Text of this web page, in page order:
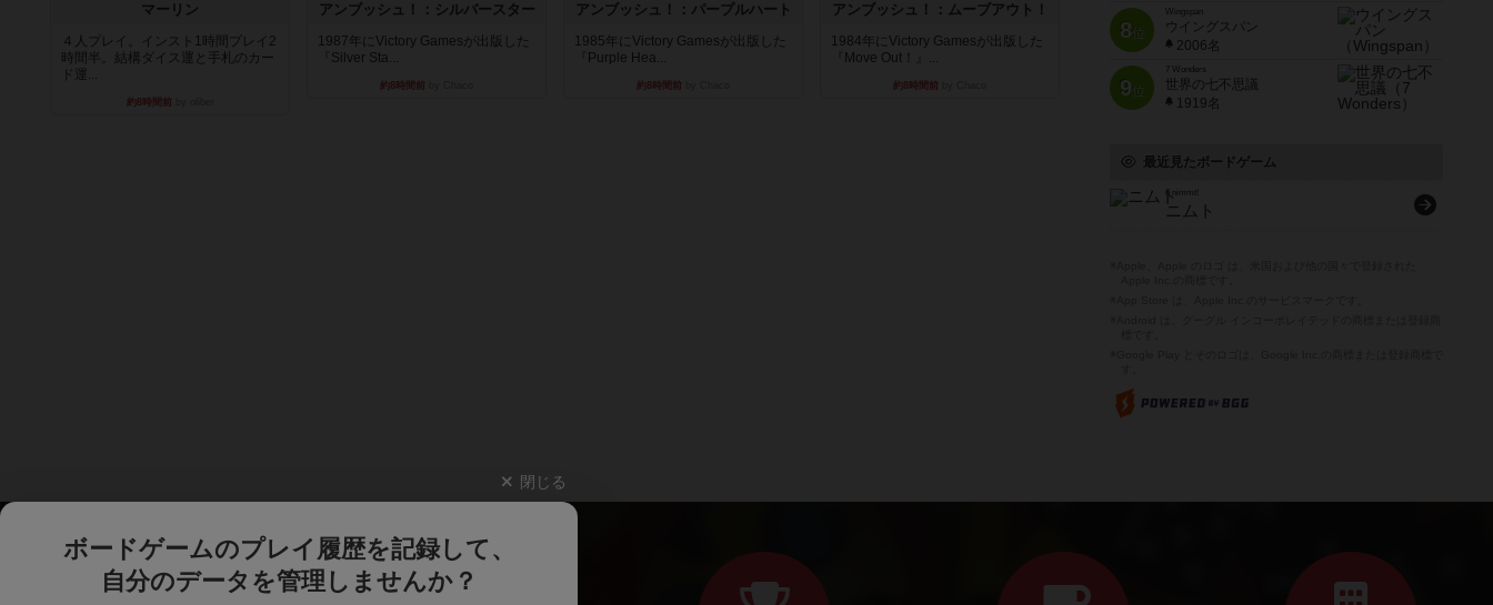
マーリン
４人プレイ。インスト1時間プレイ2
時間半。結構ダイス運と手札のカー
ド運...
約8時間前
アンブッシュ！：シルバースター
1987年にVictory Gamesが出版した
『Silver Sta...
約8時間前
アンブッシュ！：パープルハート
1985年にVictory Gamesが出版した
『Purple Hea...
約8時間前
アンブッシュ！：ムーブアウト！
1984年にVictory Gamesが出版した
『Move Out！』...
約8時間前
8位
Wingspan
ウイングスパン
2006名
9位
7 Wonders
世界の七不思議
1919名
最近見たボードゲーム
ニムト
閉じる
ボードゲームのプレイ履歴を記録して、
自分のデータを管理しませんか？